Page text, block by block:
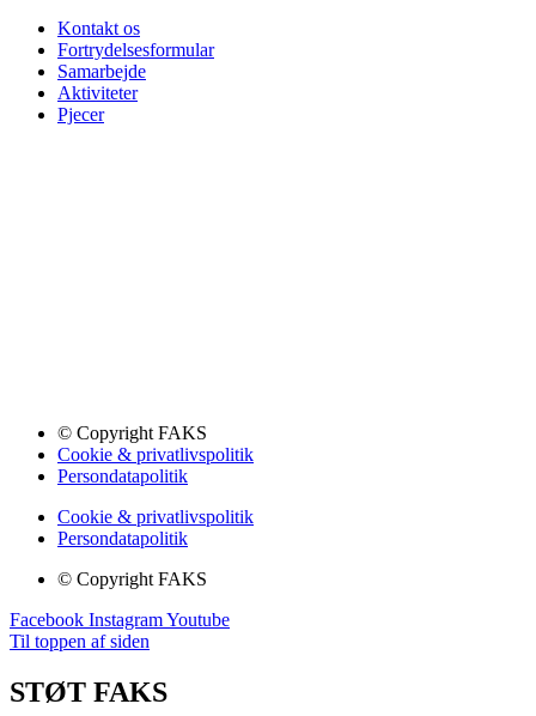
Kontakt os
Fortrydelsesformular
Samarbejde
Aktiviteter
Pjecer
© Copyright FAKS
Cookie & privatlivspolitik
Persondatapolitik
Cookie & privatlivspolitik
Persondatapolitik
© Copyright FAKS
Facebook InstagramYoutube
Til toppen af siden
STØT FAKS